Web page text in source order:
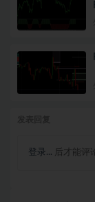
登录... 后才能评